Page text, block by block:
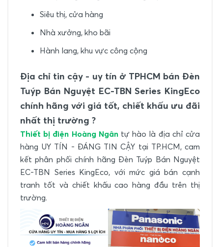
Siêu thị, cửa hàng
Nhà xưởng, kho bãi
Hành lang, khu vực công cộng
Địa chỉ tin cậy - uy tín ở TPHCM bán Đèn
Tuýp Bán Nguyệt EC-TBN Series KingEco
chính hãng với giá tốt, chiết khấu ưu đãi
nhất thị trường ?
Thiết bị điện Hoàng Ngântự hào là địa chỉ cửa
hàng UY TÍN - ĐÁNG TIN CẬY tại TP.HCM, cam
kết phân phối chính hãng Đèn Tuýp Bán Nguyệt
EC-TBN Series KingEco, với mức giá bán cạnh
tranh tốt và chiết khấu cao hàng đầu trên thị
trường.